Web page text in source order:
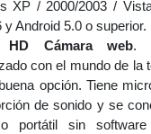
XP / 2000/2003 /
y Android 5.0 o superior.
HD Cámara web.
con el mundo de la
opción. Tiene
de sonido y se
portátil sin software